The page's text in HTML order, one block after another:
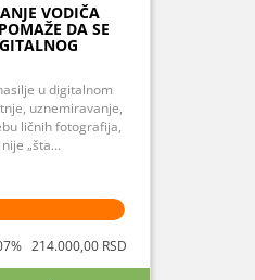
VODIČA
DA SE
u digitalnom
uznemiravanje,
ličnih fotografija,
„šta...
214.000,00 RSD